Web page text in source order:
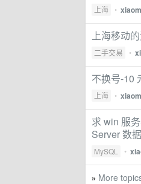
上海 •
上海移动
二手交易 •
不换号-10
上海 •
求 win 服
Server 数
MySQL •
» More